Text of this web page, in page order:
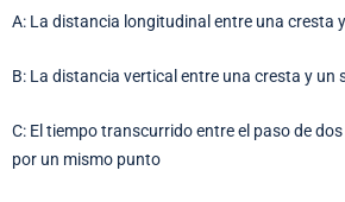
A: La distancia longitudinal entre una cresta
B: La distancia vertical entre una cresta y un
C: El tiempo transcurrido entre el paso de
por un mismo punto